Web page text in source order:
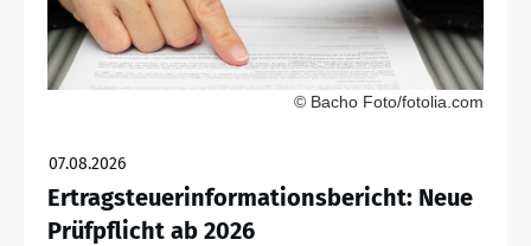
© Bacho Foto/fotolia.com
07.08.2026
Ertragsteuerinformationsbericht: Neue
Prüfpflicht ab 2026